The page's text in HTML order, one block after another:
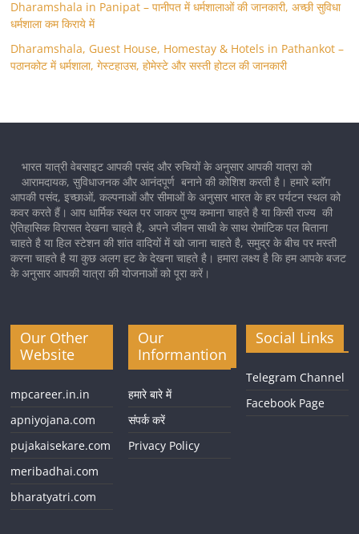
Dharamshala in Panipat – पानीपत में धर्मशालाओं की जानकारी, अच्छी सुविधा
धर्मशाला कम किराये में
Dharamshala, Guest House, Homestay & Hotels in Pathankot –
पठानकोट में धर्मशाला, गेस्टहाउस, होमेस्टे और सस्ती होटल की जानकारी
भारत यात्री वेबसाइट आपकी पसंद और रुचियों के अनुसार आपकी यात्रा को
आरामदायक, सुविधाजनक और आनंदपूर्ण बनाने की कोशिश करती है। हमारे ब्लॉग
आपकी पसंद, इच्छाओं, कल्पनाओं और सीमाओं के अनुसार भारत के हर पर्यटन स्थल को
कवर करते हैं। आप धार्मिक स्थल पर जाकर पुण्य कमाना चाहते है या किसी राज्य की
ऐतिहासिक विरासत देखना चाहते है, अपने जीवन साथी के साथ रोमांटिक पल बिताना
चाहते है या हिल स्टेशन की शांत वादियों में खो जाना चाहते है, समुद्र के बीच पर मस्ती
करना चाहते है या कुछ अलग हट के देखना चाहते है। हमारा लक्ष्य है कि हम आपके बजट
के अनुसार आपकी यात्रा की योजनाओं को पूरा करें।
Our Other
Website
mpcareer.in.in
apniyojana.com
pujakaisekare.com
meribadhai.com
bharatyatri.com
Our
Informantion
हमारे बारे में
संपर्क करें
Privacy Policy
Social Links
Telegram Channel
Facebook Page